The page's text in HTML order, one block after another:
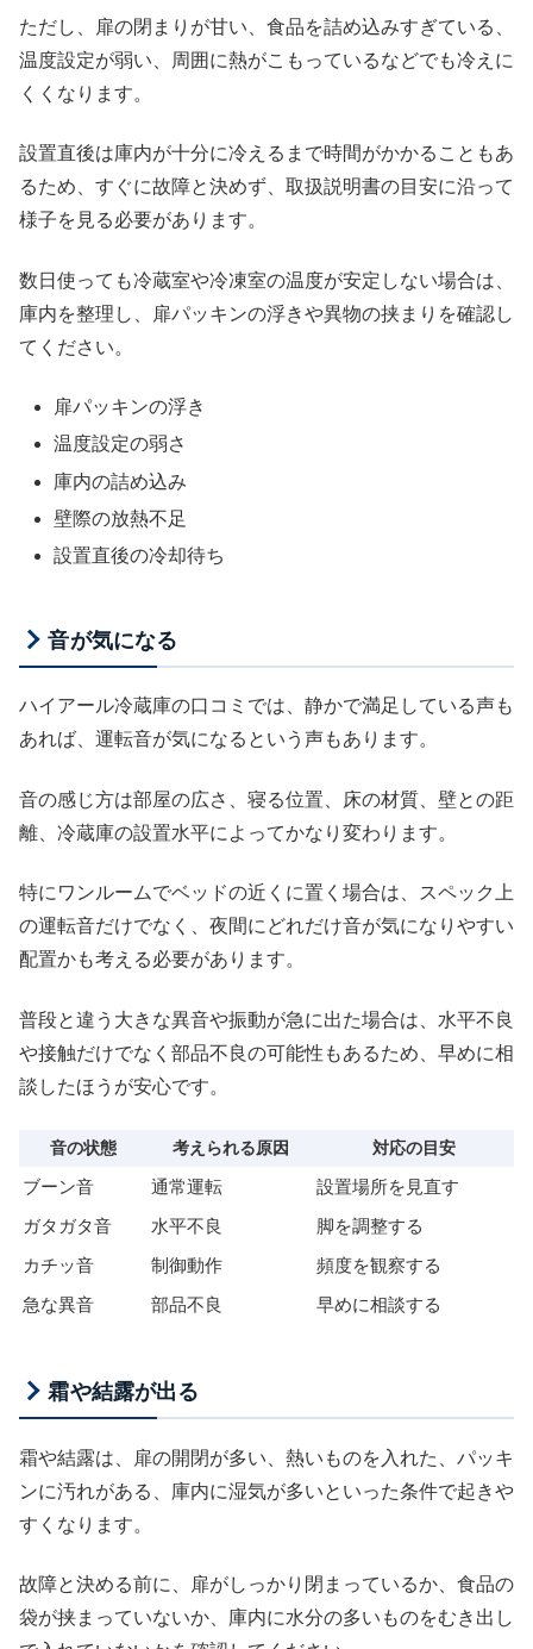
ただし、扉の閉まりが甘い、食品を詰め込みすぎている、
温度設定が弱い、周囲に熱がこもっているなどでも冷えに
くくなります。
設置直後は庫内が十分に冷えるまで時間がかかることもあ
るため、すぐに故障と決めず、取扱説明書の目安に沿って
様子を見る必要があります。
数日使っても冷蔵室や冷凍室の温度が安定しない場合は、
庫内を整理し、扉パッキンの浮きや異物の挟まりを確認し
てください。
扉パッキンの浮き
温度設定の弱さ
庫内の詰め込み
壁際の放熱不足
設置直後の冷却待ち
音が気になる
ハイアール冷蔵庫の口コミでは、静かで満足している声も
あれば、運転音が気になるという声もあります。
音の感じ方は部屋の広さ、寝る位置、床の材質、壁との距
離、冷蔵庫の設置水平によってかなり変わります。
特にワンルームでベッドの近くに置く場合は、スペック上
の運転音だけでなく、夜間にどれだけ音が気になりやすい
配置かも考える必要があります。
普段と違う大きな異音や振動が急に出た場合は、水平不良
や接触だけでなく部品不良の可能性もあるため、早めに相
談したほうが安心です。
音の状態 考えられる原因 対応の目安
ブーン音 通常運転
設置場所を見直す
ガタガタ音
水平不良
脚を調整する
カチッ音
制御動作
頻度を観察する
急な異音
部品不良 早めに相談する
霜や結露が出る
霜や結露は、扉の開閉が多い、熱いものを入れた、パッキ
ンに汚れがある、庫内に湿気が多いといった条件で起きや
すくなります。
故障と決める前に、扉がしっかり閉まっているか、食品の
袋が挟まっていないか、庫内に水分の多いものをむき出し